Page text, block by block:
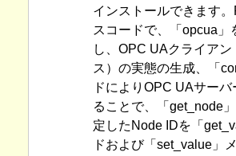
インストールできます
スコードで、「opcua」
し、OPC UAクライア
ス）の実態の生成、「
ドによりOPC UAサー
ることで、「get_node
定したNode IDを「
ドおよび「set_value」